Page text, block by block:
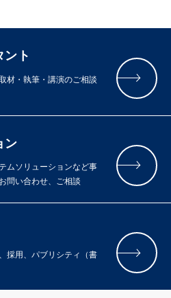
ント
材・執筆・講演のご相談
ン
ムソリューションなど事
問い合わせ、ご相談
採用、パブリシティ（書